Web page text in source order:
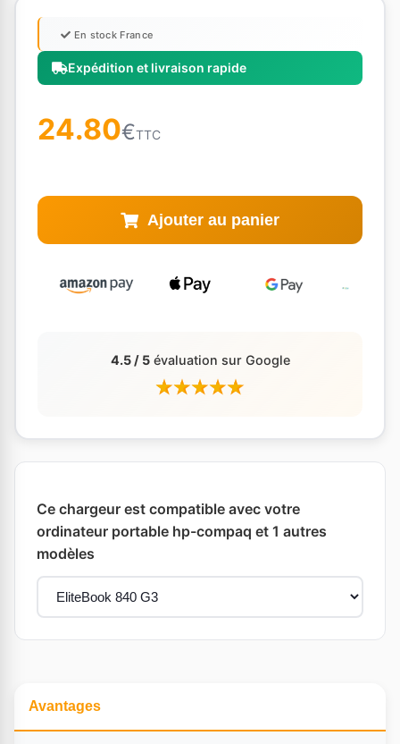
Expédition et livraison rapide
En stock France
24.80€TTC
Ajouter au panier
4.5 / 5évaluation sur Google
Ce chargeur est compatible avec votre
ordinateur portable hp-compaq et 1 autres
modèles
Avantages